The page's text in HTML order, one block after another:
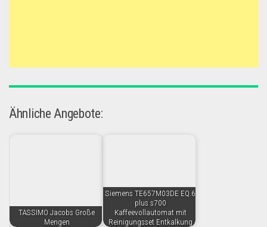
Ähnliche Angebote:
TASSIMO Jacobs Große
Mengen
Siemens TE657M03DE EQ.6
plus s700
Kaffeevollautomat mit
Reinigungsset Entkalkung